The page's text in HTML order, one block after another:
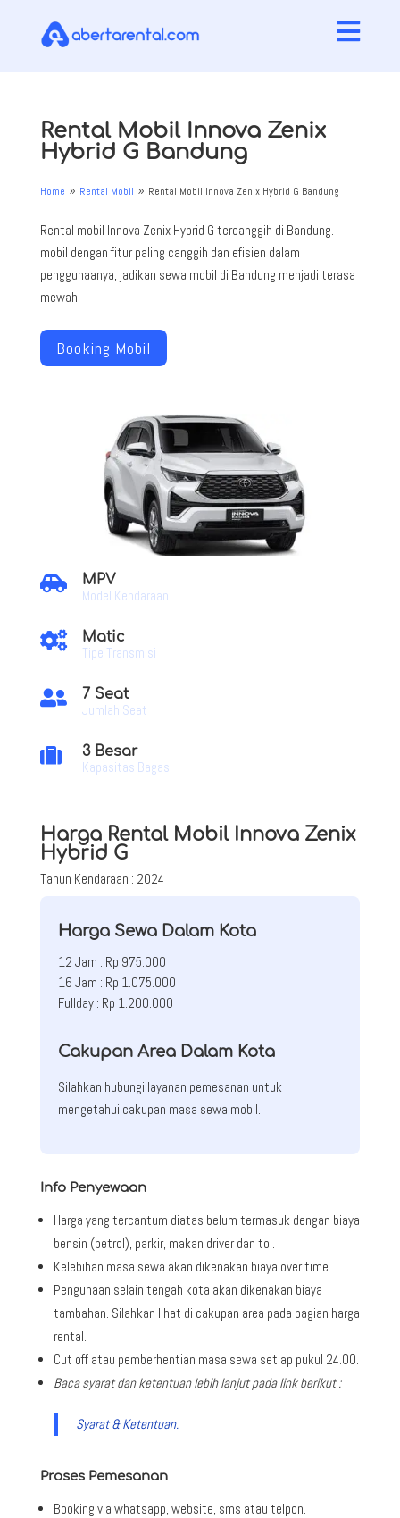

Rental Mobil Innova Zenix
Hybrid G Bandung
Home 9 Rental Mobil 9 Rental Mobil Innova Zenix Hybrid G Bandung
Rental mobil Innova Zenix Hybrid G tercanggih di Bandung.
mobil dengan fitur paling canggih dan efisien dalam
penggunaanya, jadikan sewa mobil di Bandung menjadi terasa
mewah.
Booking Mobil
 MPV
Model Kendaraan
 Matic
Tipe Transmisi
 7 Seat
Jumlah Seat
 3 Besar
Kapasitas Bagasi
Harga Rental Mobil Innova Zenix
Hybrid G
Tahun Kendaraan : 2024
Harga Sewa Dalam Kota
12 Jam : Rp 975.000
16 Jam : Rp 1.075.000
Fullday : Rp 1.200.000
Cakupan Area Dalam Kota
Silahkan hubungi layanan pemesanan untuk
mengetahui cakupan masa sewa mobil.
Info Penyewaan
Harga yang tercantum diatas belum termasuk dengan biaya
bensin (petrol), parkir, makan driver dan tol.
Kelebihan masa sewa akan dikenakan biaya over time.
Pengunaan selain tengah kota akan dikenakan biaya
tambahan. Silahkan lihat di cakupan area pada bagian harga
rental.
Cut off atau pemberhentian masa sewa setiap pukul 24.00.
Baca syarat dan ketentuan lebih lanjut pada link berikut :
Syarat & Ketentuan.
Proses Pemesanan
Booking via whatsapp, website, sms atau telpon.